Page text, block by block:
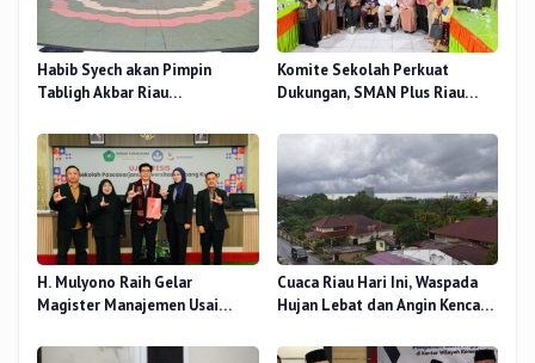
Habib Syech akan Pimpin
Tabligh Akbar Riau
Nur, Besok
Komite Sekolah Perkuat
Dukungan, SMAN Plus Riau
Pendidikan
H. Mulyono Raih Gelar
Magister Manajemen Usai
Terhadap Beban Kerja
Cuaca Riau Hari Ini, Waspada
Hujan Lebat dan Angin Kencang